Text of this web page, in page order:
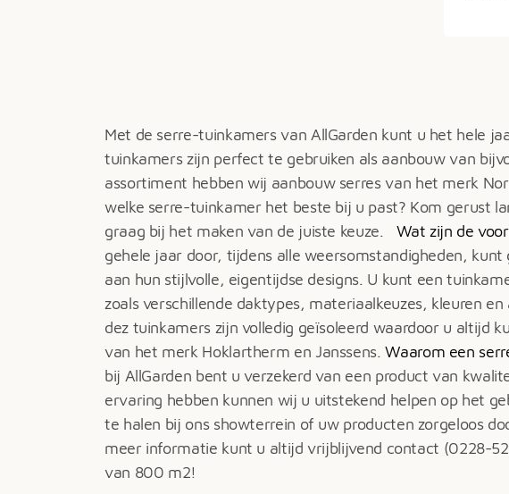
Met de serre-tuinkamers van AllGarden kunt u het hele
tuinkamers zijn perfect te gebruiken als aanbouw van
assortiment hebben wij aanbouw serres van het merk
welke serre-tuinkamer het beste bij u past? Kom gerust
graag bij het maken van de juiste keuze.
Wat zijn de
gehele jaar door, tijdens alle weersomstandigheden,
aan hun stijlvolle, eigentijdse designs. U kunt een
zoals verschillende daktypes, materiaalkeuzes, kleuren
dez tuinkamers zijn volledig geïsoleerd waardoor u altijd
van het merk Hoklartherm en Janssens.Waarom een
bij AllGarden bent u verzekerd van een product van
ervaring hebben kunnen wij u uitstekend helpen op het
te halen bij ons showterrein of uw producten zorgeloos
meer informatie kunt u altijd vrijblijvend contact (0228-
van 800 m2!